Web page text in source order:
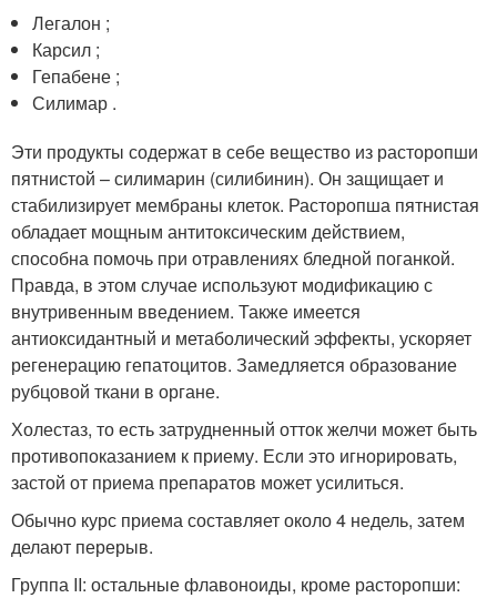
Легалон ;
Карсил ;
Гепабене ;
Силимар .
Эти продукты содержат в себе вещество из расторопши
пятнистой – силимарин (силибинин). Он защищает и
стабилизирует мембраны клеток. Расторопша пятнистая
обладает мощным антитоксическим действием,
способна помочь при отравлениях бледной поганкой.
Правда, в этом случае используют модификацию с
внутривенным введением. Также имеется
антиоксидантный и метаболический эффекты, ускоряет
регенерацию гепатоцитов. Замедляется образование
рубцовой ткани в органе.
Холестаз, то есть затрудненный отток желчи может быть
противопоказанием к приему. Если это игнорировать,
застой от приема препаратов может усилиться.
Обычно курс приема составляет около 4 недель, затем
делают перерыв.
Группа II: остальные флавоноиды, кроме расторопши: